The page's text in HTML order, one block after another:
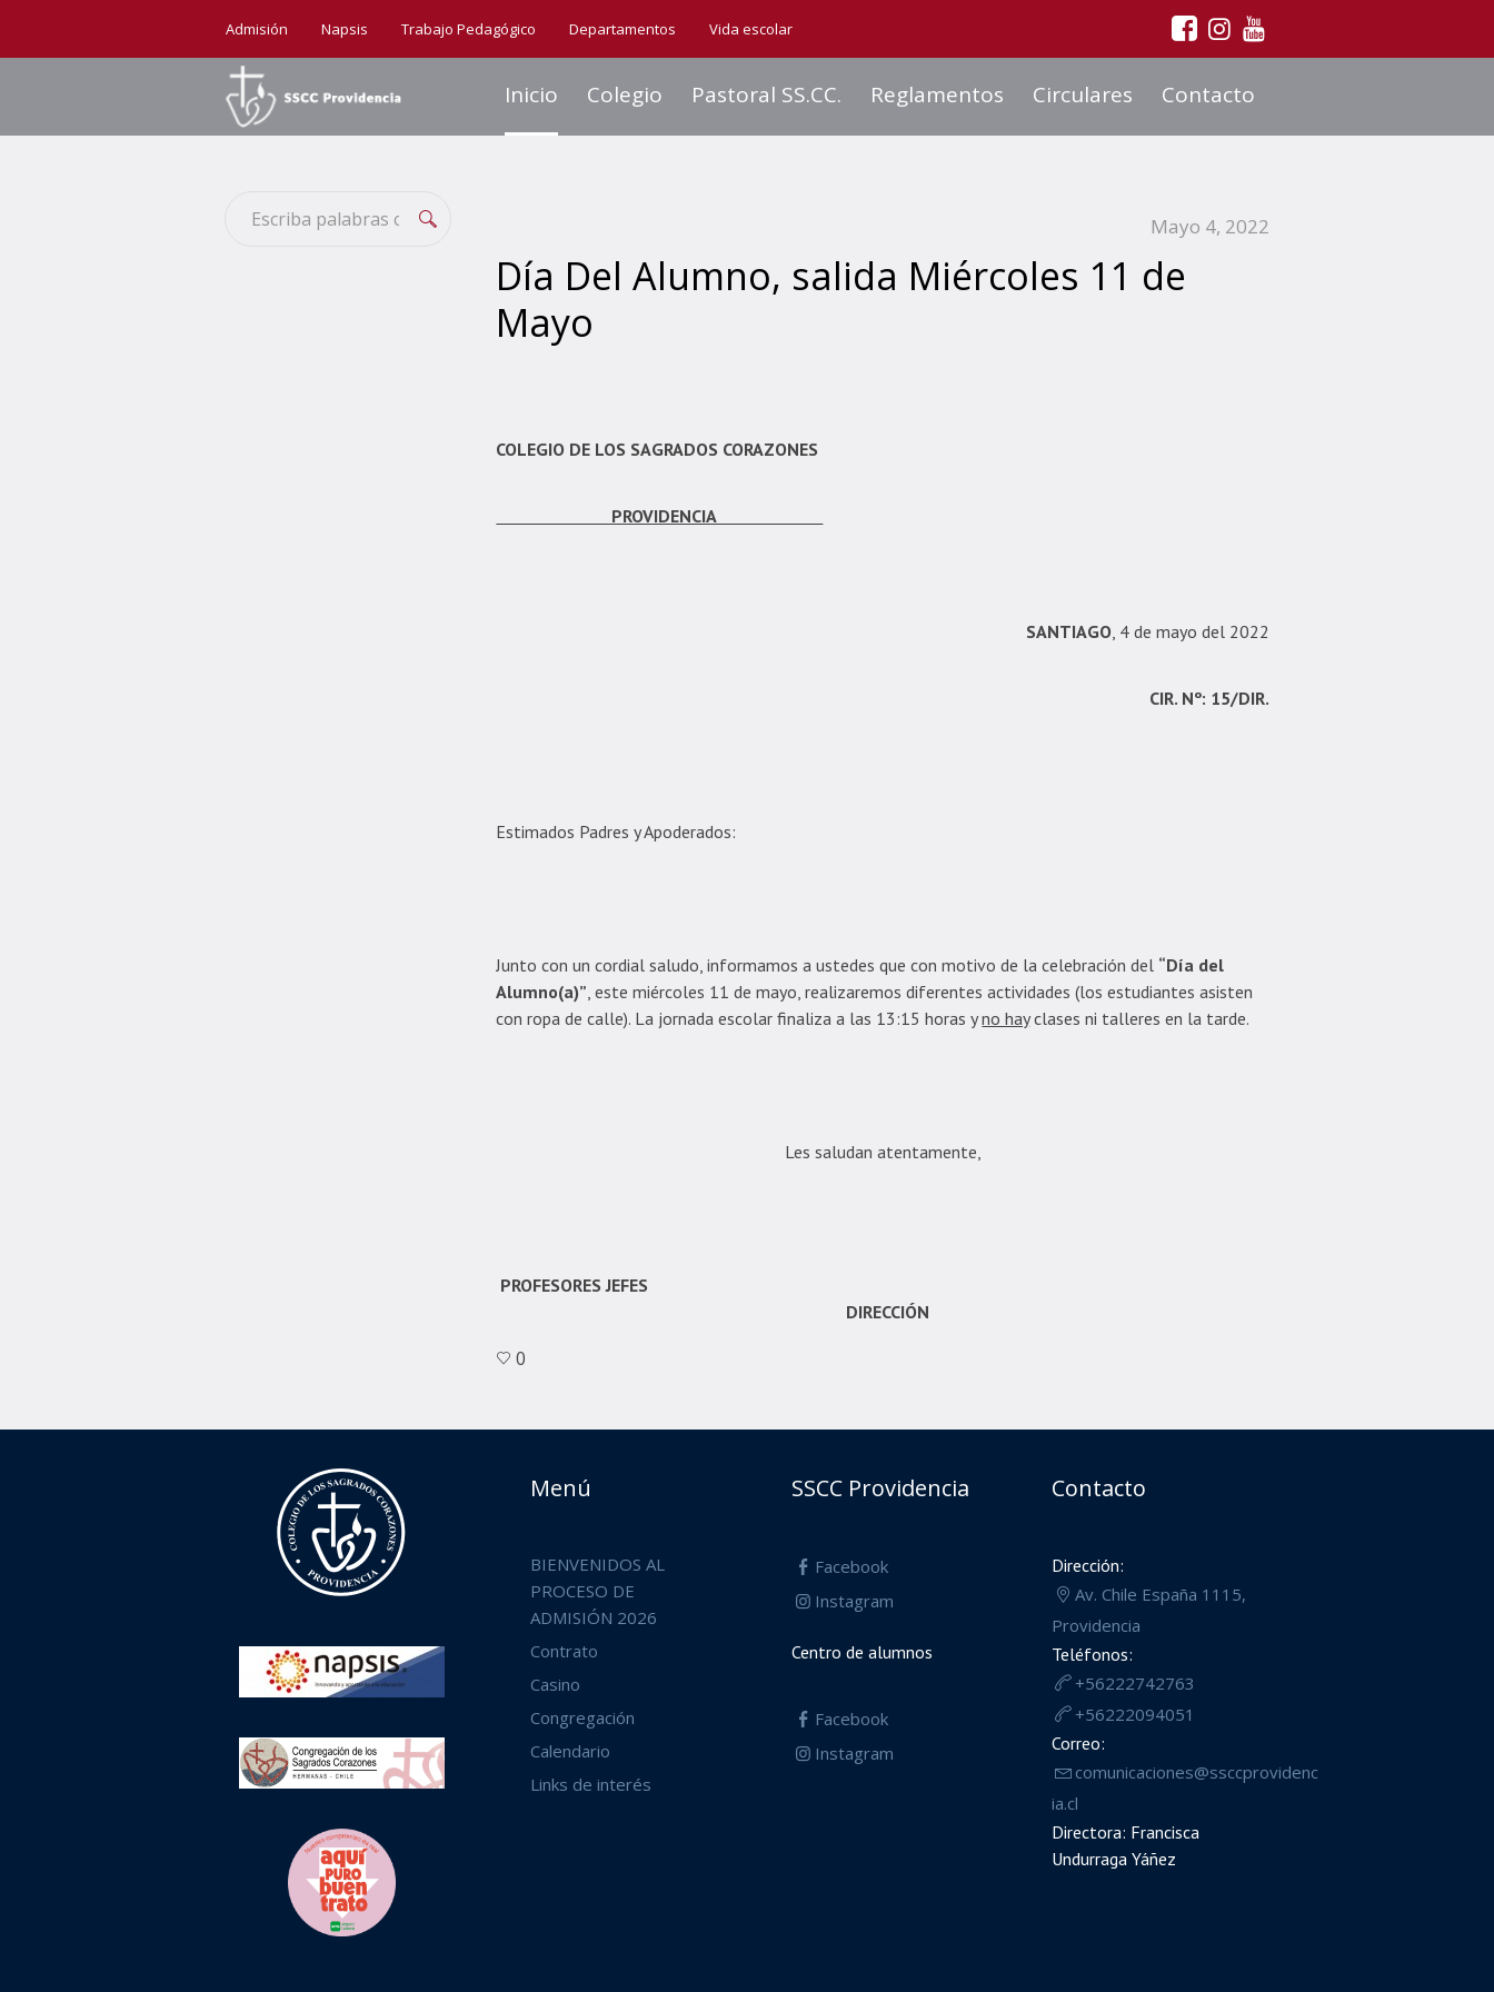
Admisión Napsis Trabajo Pedagógico Departamentos Vida escolar
Inicio Colegio Pastoral SS.CC. Reglamentos Circulares Contacto
Mayo 4, 2022
Día Del Alumno, salida Miércoles 11 de
Mayo
COLEGIO DE LOS SAGRADOS CORAZONES
PROVIDENCIA
SANTIAGO, 4 de mayo del 2022
CIR. Nº: 15/DIR.
Estimados Padres y Apoderados:
Junto con un cordial saludo, informamos a ustedes que con motivo de la celebración del “Día del
Alumno(a)”, este miércoles 11 de mayo, realizaremos diferentes actividades (los estudiantes asisten
con ropa de calle). La jornada escolar finaliza a las 13:15 horas yno hayclases ni talleres en la tarde.
Les saludan atentamente,
PROFESORES JEFES
DIRECCIÓN
0
Menú
BIENVENIDOS AL
PROCESO DE
ADMISIÓN 2026
Contrato
Casino
Congregación
Calendario
Links de interés
SSCC Providencia
Facebook
Instagram
Centro de alumnos
Facebook
Instagram
Contacto
Dirección:
Av. Chile España 1115,
Providencia
Teléfonos:
+56222742763
+56222094051
Correo:
comunicaciones@ssccprovidenc
ia.cl
Directora: Francisca
Undurraga Yáñez